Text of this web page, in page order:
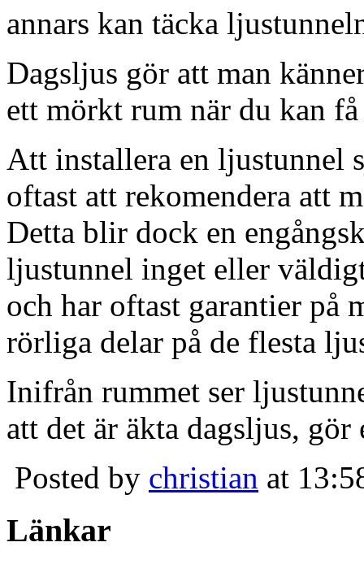
annars kan täcka
Dagsljus gör att man
ett mörkt rum när du kan
Att installera en ljustunnel
oftast att rekomendera att
Detta blir dock en
ljustunnel inget eller
och har oftast garantier på
rörliga delar på de flesta
Inifrån rummet ser
att det är äkta dagsljus,
Posted by christian at
Länkar